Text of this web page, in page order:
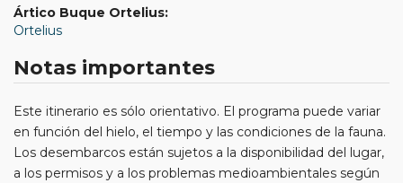
Ártico Buque Ortelius:
Ortelius
Notas importantes
Este itinerario es sólo orientativo. El programa puede variar
en función del hielo, el tiempo y las condiciones de la fauna.
Los desembarcos están sujetos a la disponibilidad del lugar,
a los permisos y a los problemas medioambientales según